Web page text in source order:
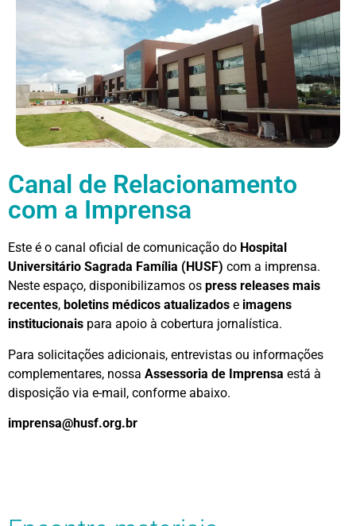
Canal de Relacionamento
com a Imprensa
Este é o canal oficial de comunicação do Hospital
Universitário Sagrada Família (HUSF) com a imprensa.
Neste espaço, disponibilizamos os press releases mais
recentes, boletins médicos atualizados e imagens
institucionais para apoio à cobertura jornalística.
Para solicitações adicionais, entrevistas ou informações
complementares, nossa Assessoria de Imprensa está à
disposição via e-mail, conforme abaixo.
imprensa@husf.org.br